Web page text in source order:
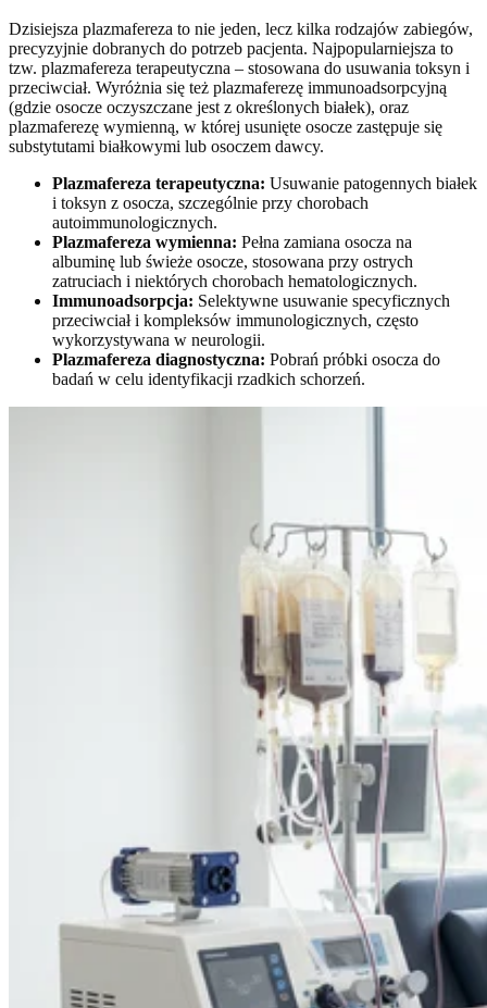
Dzisiejsza plazmafereza to nie jeden, lecz kilka rodzajów zabiegów,
precyzyjnie dobranych do potrzeb pacjenta. Najpopularniejsza to
tzw. plazmafereza terapeutyczna – stosowana do usuwania toksyn i
przeciwciał. Wyróżnia się też plazmaferezę immunoadsorpcyjną
(gdzie osocze oczyszczane jest z określonych białek), oraz
plazmaferezę wymienną, w której usunięte osocze zastępuje się
substytutami białkowymi lub osoczem dawcy.
Plazmafereza terapeutyczna: Usuwanie patogennych białek
i toksyn z osocza, szczególnie przy chorobach
autoimmunologicznych.
Plazmafereza wymienna: Pełna zamiana osocza na
albuminę lub świeże osocze, stosowana przy ostrych
zatruciach i niektórych chorobach hematologicznych.
Immunoadsorpcja: Selektywne usuwanie specyficznych
przeciwciał i kompleksów immunologicznych, często
wykorzystywana w neurologii.
Plazmafereza diagnostyczna: Pobrań próbki osocza do
badań w celu identyfikacji rzadkich schorzeń.